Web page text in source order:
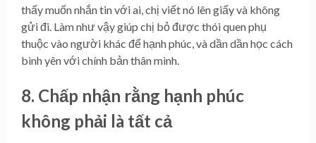
thấy muốn nhắn tin với ai, chị viết nó lên giấy và không
gửi đi. Làm như vậy giúp chị bỏ được thói quen phụ
thuộc vào người khác để hạnh phúc, và dần dần học cách
bình yên với chính bản thân mình.
8. Chấp nhận rằng hạnh phúc
không phải là tất cả